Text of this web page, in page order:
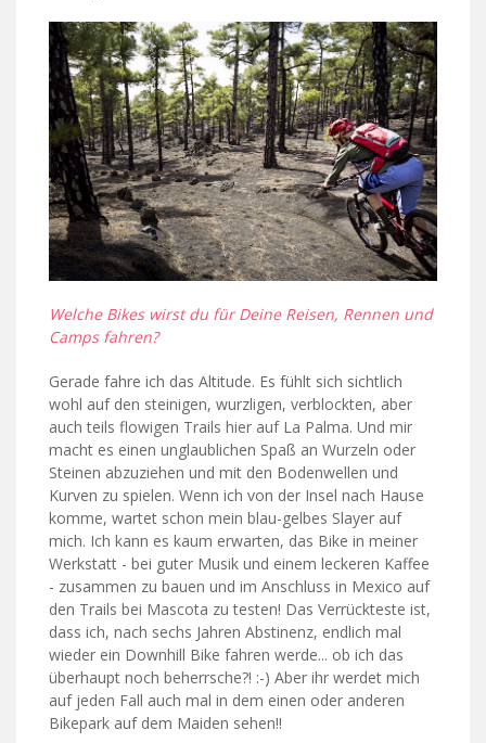
Welche Bikes wirst du für Deine Reisen, Rennen und
Camps fahren?
Gerade fahre ich das Altitude. Es fühlt sich sichtlich
wohl auf den steinigen, wurzligen, verblockten, aber
auch teils flowigen Trails hier auf La Palma. Und mir
macht es einen unglaublichen Spaß an Wurzeln oder
Steinen abzuziehen und mit den Bodenwellen und
Kurven zu spielen. Wenn ich von der Insel nach Hause
komme, wartet schon mein blau-gelbes Slayer auf
mich. Ich kann es kaum erwarten, das Bike in meiner
Werkstatt - bei guter Musik und einem leckeren Kaffee
- zusammen zu bauen und im Anschluss in Mexico auf
den Trails bei Mascota zu testen! Das Verrückteste ist,
dass ich, nach sechs Jahren Abstinenz, endlich mal
wieder ein Downhill Bike fahren werde... ob ich das
überhaupt noch beherrsche?! :-) Aber ihr werdet mich
auf jeden Fall auch mal in dem einen oder anderen
Bikepark auf dem Maiden sehen!!